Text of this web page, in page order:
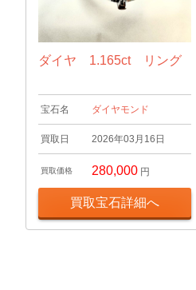
ダイヤ 1.165ct リング
宝石名 ダイヤモンド
買取日 2026年03月16日
買取価格 280,000 円
買取宝石詳細へ